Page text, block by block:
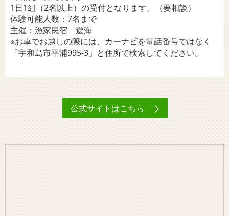
1日1組（2名以上）の受付となります。（要相談）
体験可能人数：7名まで
主催：漁家民宿 遊海
※お車でお越しの際には、カーナビを電話番号ではなく
「宇和島市平浦995-3」と住所で検索してください。
公式サイトはこちら